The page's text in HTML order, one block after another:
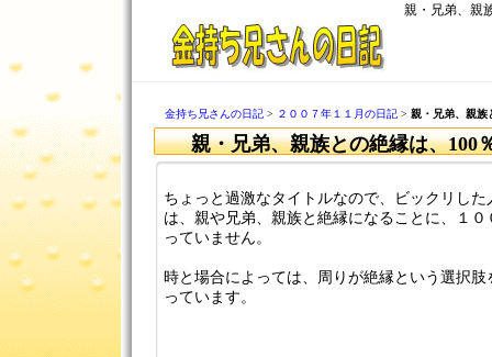
親・兄弟、親
金持ち兄さんの日記 > ２００７年１１月の日記 > 親・兄弟、親族
親・兄弟、親族との絶縁は、100
ちょっと過激なタイトルなので、ビックリし
は、親や兄弟、親族と絶縁になることに、１
っていません。
時と場合によっては、周りが絶縁という選択
っています。